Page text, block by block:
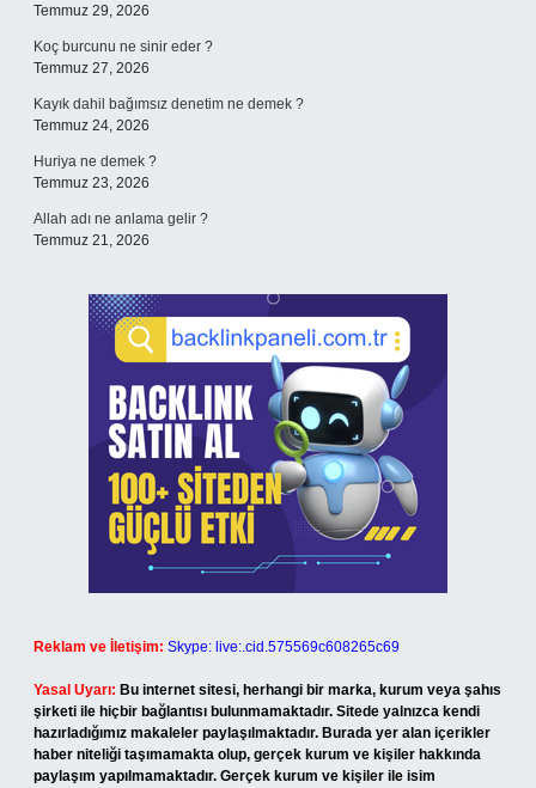
Temmuz 29, 2026
Koç burcunu ne sinir eder ?
Temmuz 27, 2026
Kayık dahil bağımsız denetim ne demek ?
Temmuz 24, 2026
Huriya ne demek ?
Temmuz 23, 2026
Allah adı ne anlama gelir ?
Temmuz 21, 2026
Reklam ve İletişim: Skype: live:.cid.575569c608265c69
Yasal Uyarı: Bu internet sitesi, herhangi bir marka, kurum veya şahıs
şirketi ile hiçbir bağlantısı bulunmamaktadır. Sitede yalnızca kendi
hazırladığımız makaleler paylaşılmaktadır. Burada yer alan içerikler
haber niteliği taşımamakta olup, gerçek kurum ve kişiler hakkında
paylaşım yapılmamaktadır. Gerçek kurum ve kişiler ile isim